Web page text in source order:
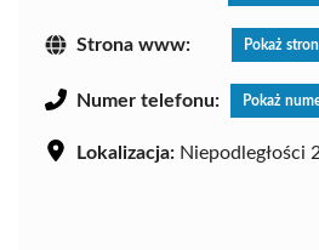
Strona www: Pokaż
Numer telefonu: Pokaż
Lokalizacja: Niepodległości